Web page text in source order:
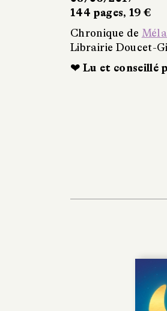
144 pages, 19 €
Chronique de
Librairie Doucet-
❤ Lu et conseillé